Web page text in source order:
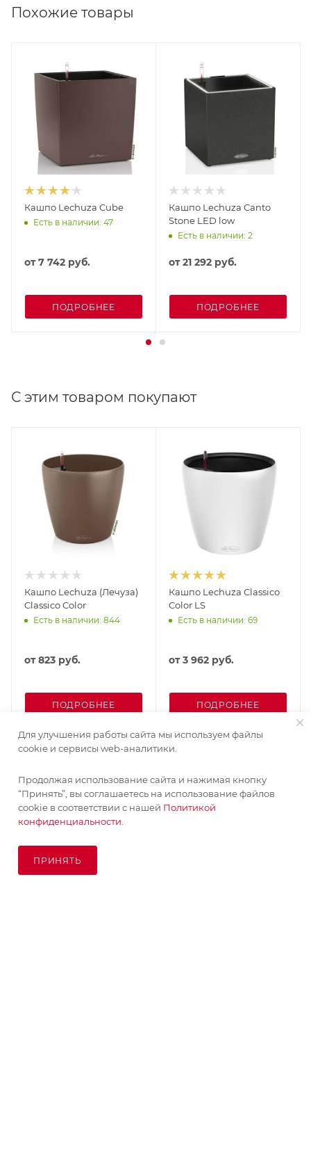
Похожие товары
Кашпо Lechuza Cube
Есть в наличии: 47
от7 742 руб.
ПОДРОБНЕЕ
Кашпо Lechuza Canto
Stone LED low
Есть в наличии: 2
от21 292 руб.
ПОДРОБНЕЕ
С этим товаром покупают
Кашпо Lechuza (Лечуза)
Classico Color
Есть в наличии: 844
от823 руб.
ПОДРОБНЕЕ
Кашпо Lechuza Classico
Color LS
Есть в наличии: 69
от3 962 руб.
ПОДРОБНЕЕ
Для улучшения работы сайта мы используем файлы
cookie и сервисы web-аналитики.
Продолжая использование сайта и нажимая кнопку
“Принять”, вы соглашаетесь на использование файлов
cookie в соответствии с нашей Политикой
конфиденциальности.
ПРИНЯТЬ